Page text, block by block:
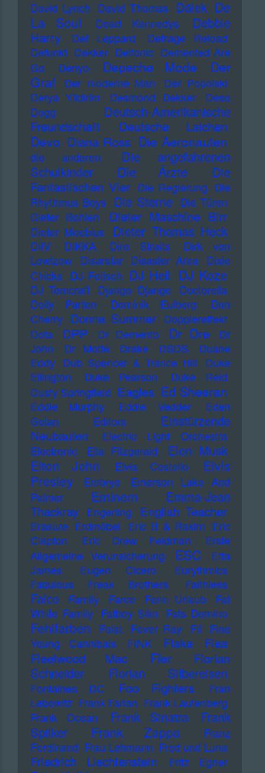
David Lynch David Thomas Dälek De
La Soul
Dead Kennedys
Debbie
Harry
Def Leppard
Defrage Reload
Defunkt Dekker Delfonic Demented Are
Go
Denyo Depeche Mode
Der
Graf
Der moderne Man
Der Popolski
Derya Yildirim
Desmond Dekker
Deso
Dogg
Deutsch-Amerikanische
Freundschaft
Deutsche Laichen
Devo Diana Ross Die Aeronauten
die anderen
Die angefahrenen
Schulkinder
Die Ärzte
Die
Fantastischen Vier Die Regierung Die
Rhythmus Boys Die Sterne Die Türen
Dieter Bohlen
Dieter Maschine Birr
Dieter Moebius Dieter Thomas Heck
DiIV DIKKA Dire Straits
Dirk von
Lowtzow
Disarstar Disaster Area
Dixie
Chicks DJ Fetisch DJ Hell DJ Koze
DJ Tomcraft Django Django
Doctorella
Dolly Parton
Dominik Eulberg
Don
Cherry Donna Summer Dopplereffekt
Dota
DPP Dr Demento Dr Dre
Dr
John
Dr Motte Drake DSDS
Duane
Eddy
Dub Spencer & Trance Hill
Duke
Ellington
Duke Pearson
Duke Reid
Dusty Springfield Eagles Ed Sheeran
Eddie Murphy Eddie Vedder
Eden
Golan
Editors
Einstürzende
Neubauten
Electric Light Orchestra
Electronic
Ella Fitzgerald Elon Musk
Elton John Elvis Costello
Elvis
Presley
Embryo
Emerson Lake And
Palmer
Eminem
Emma-Jean
Thackray
Engerling English Teacher
Erasure Erdmöbel Eric B & Rakim Eric
Clapton
Eric Drew Feldman
Erste
Allgemeine Verunsicherung
ESC
Etta
James
Eugen Cicero
Eurythmics
Fabulous Freak Brothers
Faithless
Falco Family Farce Farin Urlaub
Fat
White Family Fatboy Slim Fats Domino
Fehlfarben Feist Fever Ray Fil
Fine
Young Cannibals
FINK Flake
Flea
Fleetwood Mac
Fler
Florian
Schneider
Florian Silbereisen
Fontaines DC Foo Fighters
Fran
Lebowitz Frank Farian Frank Laufenberg
Frank Ocean
Frank Sinatra
Frank
Spilker
Frank Zappa
Franz
Ferdinand Frau Lehmann Fred und Luna
Friedrich Liechtenstein Fritz Egner